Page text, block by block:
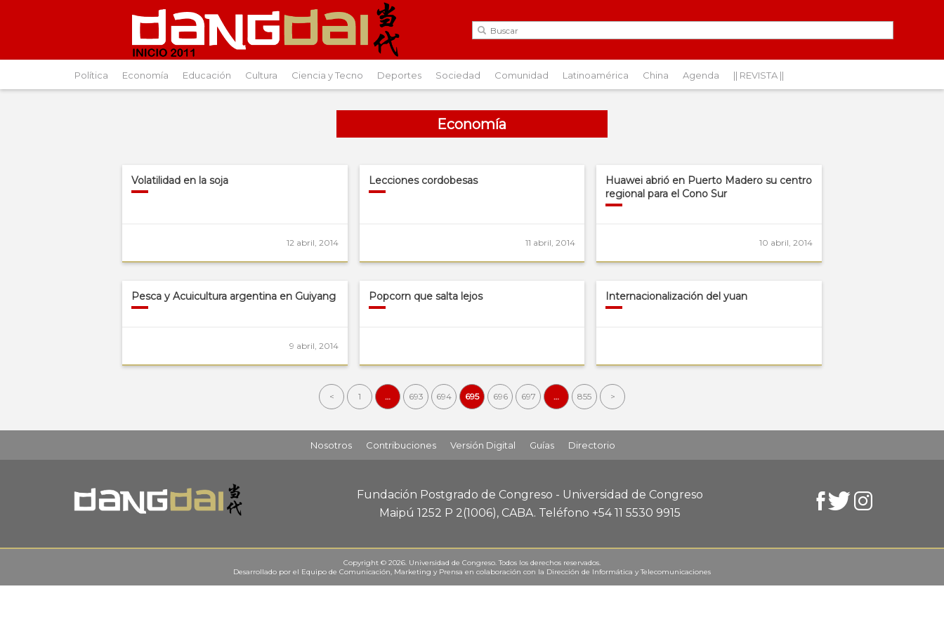
Política Economía Educación Cultura Ciencia y Tecno Deportes Sociedad Comunidad Latinoamérica China Agenda || REVISTA ||
Economía
Volatilidad en la soja
12 abril, 2014
Lecciones cordobesas
11 abril, 2014
Huawei abrió en Puerto Madero su centro
regional para el Cono Sur
10 abril, 2014
Pesca y Acuicultura argentina en Guiyang
9 abril, 2014
Popcorn que salta lejos Internacionalización del yuan
< 1 … 693 694 695 696 697 … 855 >
Nosotros Contribuciones Versión Digital Guías Directorio
Fundación Postgrado de Congreso - Universidad de Congreso
Maipú 1252 P 2 (1006), CABA. Teléfono +54 11 5530 9915
Copyright © 2026. Universidad de Congreso. Todos los derechos reservados.
Desarrollado por el Equipo de Comunicación, Marketing y Prensa en colaboración con la Dirección de Informática y Telecomunicaciones